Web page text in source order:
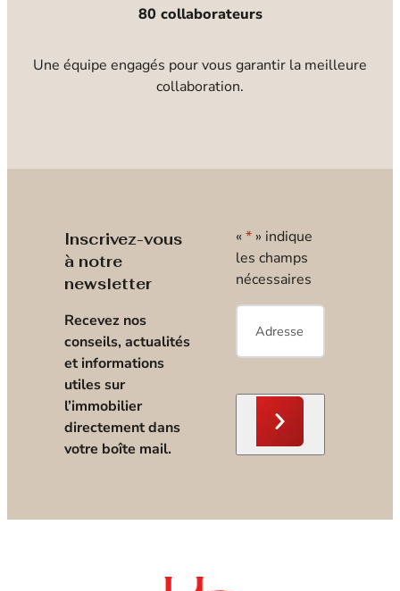
80 collaborateurs
Une équipe engagés pour vous garantir la meilleure
collaboration.
Inscrivez-vous
à notre
newsletter
Recevez nos
conseils, actualités
et informations
utiles sur
l’immobilier
directement dans
votre boîte mail.
« * » indique
les champs
nécessaires
E-
mail*